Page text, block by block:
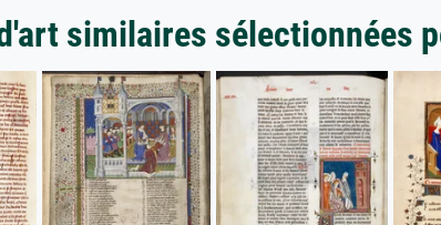
similaires sélectionnées